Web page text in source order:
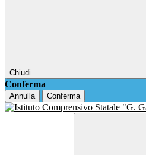
Chiudi
Conferma
Annulla Conferma